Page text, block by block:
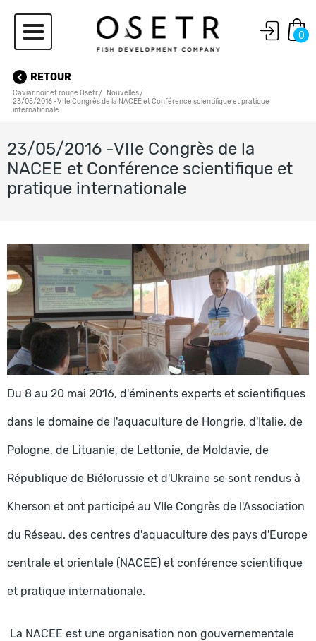
0
RETOUR
Caviar noir et rouge Osetr
Nouvelles
23/05/2016 -VIIe Congrès de la NACEE et Conférence scientifique et pratique
internationale
23/05/2016 -VIIe Congrès de la
NACEE et Conférence scientifique et
pratique internationale
Du 8 au 20 mai 2016, d'éminents experts et scientifiques
dans le domaine de l'aquaculture de Hongrie, d'Italie, de
Pologne, de Lituanie, de Lettonie, de Moldavie, de
République de Biélorussie et d'Ukraine se sont rendus à
Kherson et ont participé au VIIe Congrès de l'Association
du Réseau. des centres d'aquaculture des pays d'Europe
centrale et orientale (NACEE) et conférence scientifique
et pratique internationale.
La NACEE est une organisation non gouvernementale